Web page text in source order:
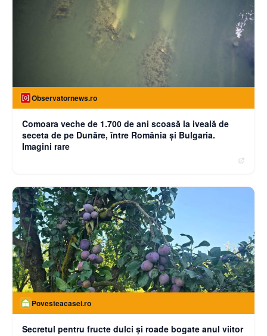
Observatornews.ro
Comoara veche de 1.700 de ani scoasă la iveală de
seceta de pe Dunăre, între România şi Bulgaria.
Imagini rare
Povesteacasei.ro
Secretul pentru fructe dulci și roade bogate anul viitor